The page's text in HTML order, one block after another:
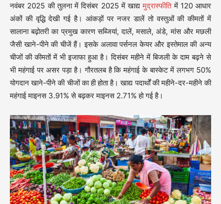
नवंबर 2025 की तुलना में दिसंबर 2025 में खाद्यमुद्रास्फीतिमें 120 आधार
अंकों की वृद्धि देखी गई है। आंकड़ों पर नजर डालें तो वस्तुओं की कीमतों में
सालाना बढ़ोतरी का प्रमुख कारण सब्जियां, दालें, मसाले, अंडे, मांस और मछली
जैसी खाने-पीने की चीजें हैं। इसके अलावा पर्सनल केयर और इस्तेमाल की अन्य
चीजों की कीमतों में भी इजाफा हुआ है। दिसंबर महीने में बिजली के दाम बढ़ने से
भी महंगाई पर असर पड़ा है। गौरतलब है कि महंगाई के बास्केट में लगभग 50%
योगदान खाने-पीने की चीजों का ही होता है। खाद्य पदार्थों की महीने-दर-महीने की
महंगाई माइनस 3.91% से बढ़कर माइनस 2.71% हो गई है।